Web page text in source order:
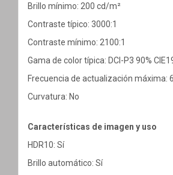
Brillo mínimo: 200 cd/m²
Contraste típico: 3000:1
Contraste mínimo: 2100:1
Gama de color típica: DCI-P3 90%
Frecuencia de actualización máxima:
Curvatura: No
Características de imagen y uso
HDR10: Sí
Brillo automático: Sí